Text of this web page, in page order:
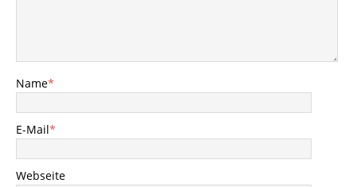
Name*
E-Mail*
Webseite